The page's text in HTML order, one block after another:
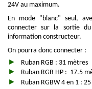
24V au maximum.
En mode "blanc" seul,
connecter sur la sortie
information constructeur.
On pourra donc connecter :
Ruban RGB : 31 mètres
Ruban RGB HP : 17.5
Ruban RGBW 4 en 1 :